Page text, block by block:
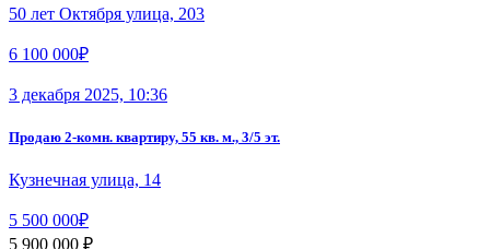
50 лет Октября улица, 203
6 100 000₽
3 декабря 2025, 10:36
Продаю 2-комн. квартиру, 55 кв. м., 3/5 эт.
Кузнечная улица, 14
5 500 000₽
5 900 000 ₽